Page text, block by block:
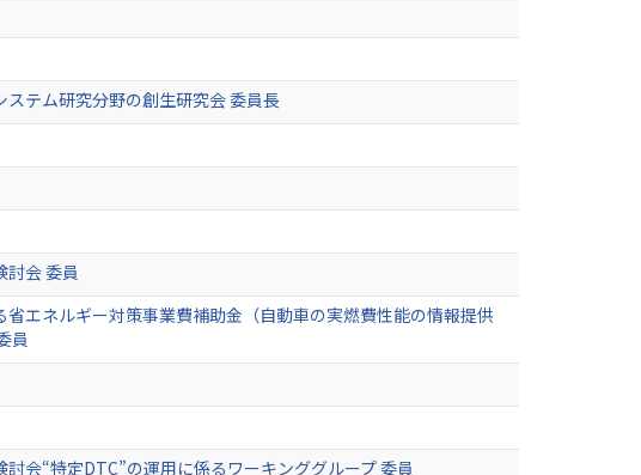
テム研究分野の創生研究会 委員長
討会 委員
エネルギー対策事業費補助金（自動車の実燃費性能の情報提供
員
会“特定DTC”の運用に係るワーキンググループ 委員